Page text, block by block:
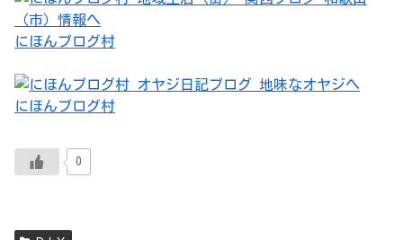
にほんブログ村
にほんブログ村
0